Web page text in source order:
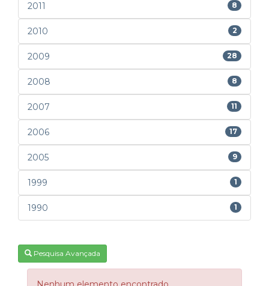
2011 8
2010 2
2009 28
2008 8
2007 11
2006 17
2005 9
1999 1
1990 1
Pesquisa Avançada